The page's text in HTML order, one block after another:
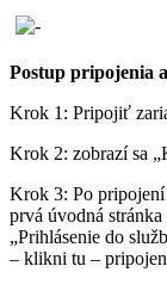
Postup pripojenia
Krok 1: Pripojiť
Krok 2: zobrazí sa
Krok 3: Po pripojení
prvá úvodná
„Prihlásenie do
– klikni tu –